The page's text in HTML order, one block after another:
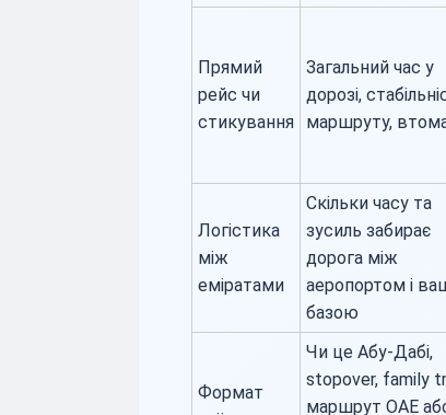
Прямий
рейс чи
стикування
Загальний час у
дорозі,
маршруту,
Логістика
між
еміратами
Скільки часу та
зусиль забирає
дорога між
аеропортом і
базою
Формат
Чи це Абу-Дабі,
stopover, family
маршрут ОАЕ